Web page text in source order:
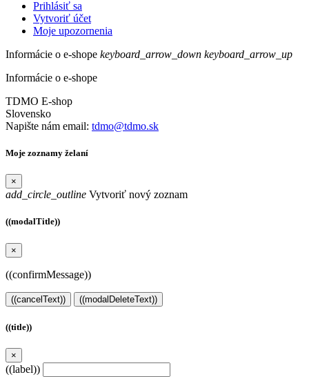
Prihlásiť sa
Vytvoriť účet
Moje upozornenia
Informácie o e-shope keyboard_arrow_down keyboard_arrow_up
Informácie o e-shope
TDMO E-shop
Slovensko
Napište nám email: tdmo@tdmo.sk
Moje zoznamy želaní
×
add_circle_outline Vytvoriť nový zoznam
((modalTitle))
×
((confirmMessage))
((cancelText)) ((modalDeleteText))
((title))
×
((label))